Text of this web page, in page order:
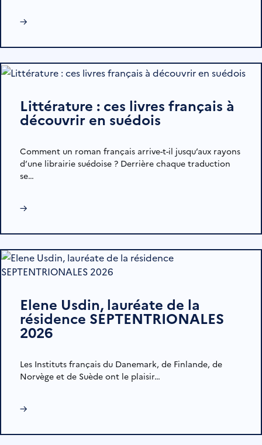
→
Littérature : ces livres français à
découvrir en suédois
Comment un roman français arrive-t-il jusqu’aux rayons
d’une librairie suédoise ? Derrière chaque traduction
se…
→
Elene Usdin, lauréate de la
résidence SEPTENTRIONALES
2026
Les Instituts français du Danemark, de Finlande, de
Norvège et de Suède ont le plaisir…
→